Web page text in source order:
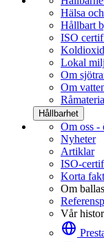
Hälsa
Hållbart
ISO
Lokal
Om
Om
Hållbarhet
Om oss -
Nyheter
Artiklar
ISO-
Korta
Om
Vår